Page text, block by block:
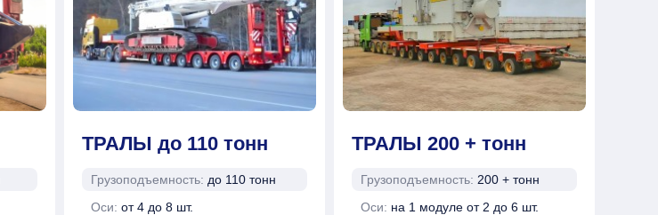
ТРАЛЫ до 110 тонн
Грузоподъемность: до 110 тонн
Оси: от 4 до 8 шт.
ТРАЛЫ 200 + тонн
Грузоподъемность: 200 + тонн
Оси: на 1 модуле от 2 до 6 шт.